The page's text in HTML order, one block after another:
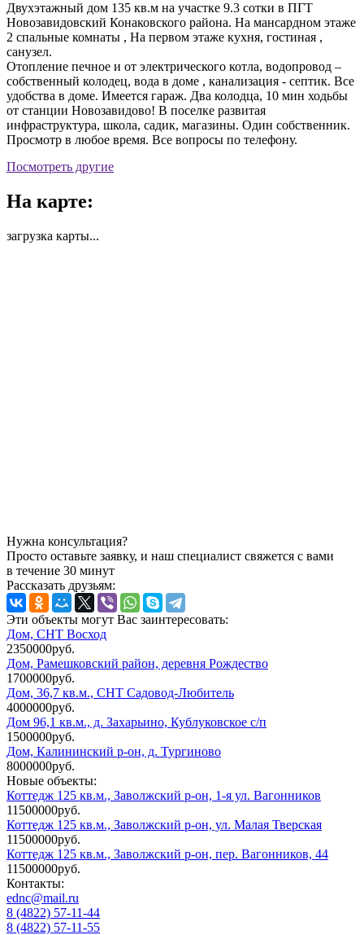
Двухэтажный дом 135 кв.м на участке 9.3 сотки в ПГТ
Новозавидовский Конаковского района. На мансардном этаже
2 спальные комнаты , На первом этаже кухня, гостиная ,
санузел.
Отопление печное и от электрического котла, водопровод –
собственный колодец, вода в доме , канализация - септик. Все
удобства в доме. Имеется гараж. Два колодца, 10 мин ходьбы
от станции Новозавидово! В поселке развитая
инфраструктура, школа, садик, магазины. Один собственник.
Просмотр в любое время. Все вопросы по телефону.
Посмотреть другие
На карте:
загрузка карты...
Нужна консультация?
Просто оставьте заявку, и наш специалист свяжется с вами
в течение 30 минут
Рассказать друзьям:
Эти объекты могут Вас заинтересовать:
Дом, СНТ Восход
2350000руб.
Дом, Рамешковский район, деревня Рождество
1700000руб.
Дом, 36,7 кв.м., СНТ Садовод-Любитель
4000000руб.
Дом 96,1 кв.м., д. Захарьино, Кублуковское с/п
1500000руб.
Дом, Калининский р-он, д. Тургиново
8000000руб.
Новые объекты:
Коттедж 125 кв.м., Заволжский р-он, 1-я ул. Вагонников
11500000руб.
Коттедж 125 кв.м., Заволжский р-он, ул. Малая Тверская
11500000руб.
Коттедж 125 кв.м., Заволжский р-он, пер. Вагонников, 44
11500000руб.
Контакты:
ednc@mail.ru
8 (4822) 57-11-44
8 (4822) 57-11-55